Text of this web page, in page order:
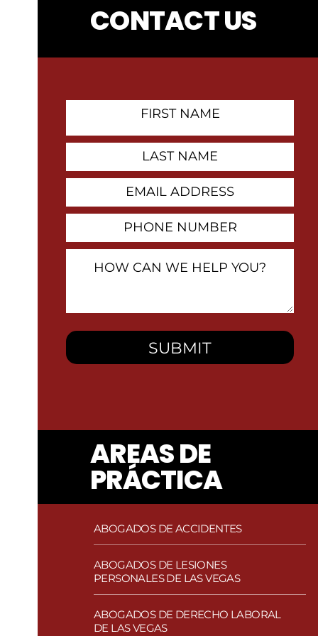
CONTACT US
Contact
You?
AREAS DE
PRÁCTICA
ABOGADOS DE ACCIDENTES
Abogados de accidentes de autobús
en Las Vegas
Abogados de Accidentes de Bicicleta
en Las Vegas
Abogados de Accidentes de
ABOGADOS DE LESIONES
PERSONALES DE LAS VEGAS
Abogados de asalto y agresión en Las
Vegas
Lesiones por envenenamiento por
ABOGADOS DE DERECHO LABORAL
DE LAS VEGAS